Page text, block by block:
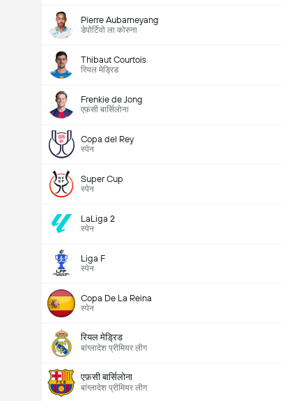
Pierre Aubameyang
डेपोर्टिवो ला कोरुना
Thibaut Courtois
रियल मेड्रिड
Frenkie de Jong
एफ़सी बार्सिलोना
Copa del Rey
स्पेन
Super Cup
स्पेन
LaLiga 2
स्पेन
Liga F
स्पेन
Copa De La Reina
स्पेन
रियल मेड्रिड
बांग्लादेश प्रीमियर लीग
एफ़सी बार्सिलोना
बांग्लादेश प्रीमियर लीग